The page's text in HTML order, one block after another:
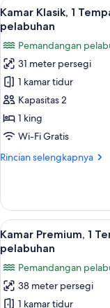
1
Tempat
Tidur
King,
pemandangan
kota
Lihat
semua
foto
untuk
Kamar
Klasik,
1
Tempat
Tidur
pemandangan
5
Kamar Klasik, 1
pelabuhan
Pemandangan
31 meter persegi
1 kamar tidur
Kapasitas 2
1 king
Wi-Fi Gratis
Rincian selengkapnya
Rincian
Kamar
Klasik,
1
Tempat
Tidur
King,
pemandangan
pelabuhan
Lihat
semua
foto
untuk
Kamar
4
Kamar Premium, 1
pelabuhan
Pemandangan
38 meter persegi
1 kamar tidur